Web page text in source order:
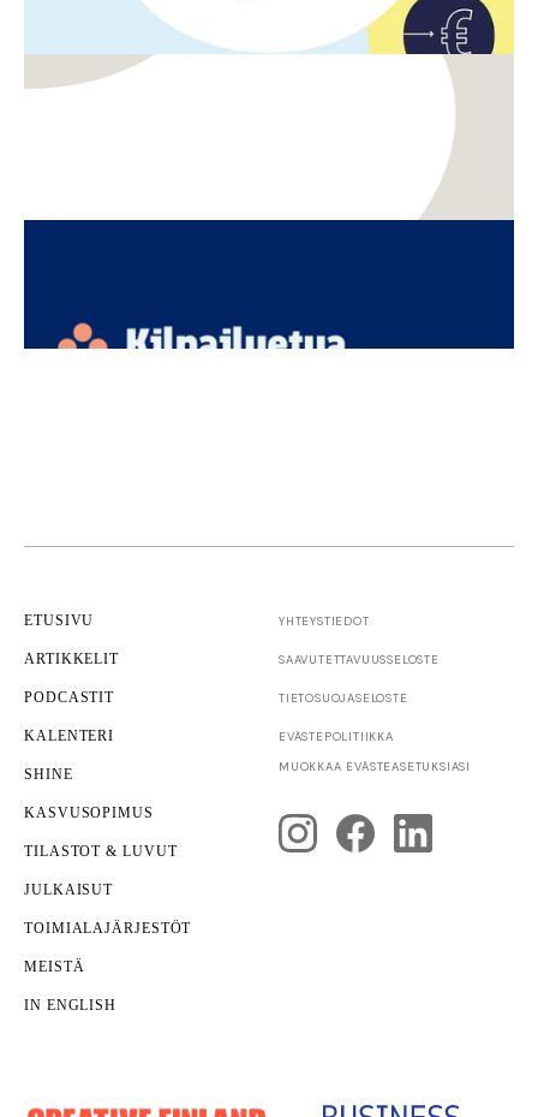
Suomen seuraava kilpailuetu
Pelkkä teknologia ei enää riitä – miksi innovaatiot
eivät aina muutu kasvuksi?
ETUSIVU
ARTIKKELIT
PODCASTIT
KALENTERI
SHINE
KASVUSOPIMUS
TILASTOT & LUVUT
JULKAISUT
TOIMIALAJÄRJESTÖT
MEISTÄ
IN ENGLISH
YHTEYSTIEDOT
SAAVUTETTAVUUS­SELOSTE
TIETOSUOJASELOSTE
EVÄSTEPOLITIIKKA
MUOKKAA EVÄSTEASETUKSIASI